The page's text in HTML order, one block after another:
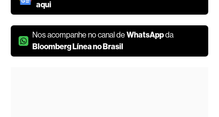
aqui
Nos acompanhe no canal deWhatsAppda
Bloomberg Línea no Brasil